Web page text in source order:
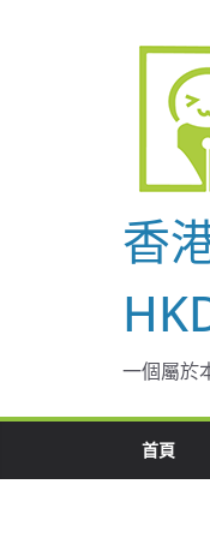
香
一個屬於
首頁